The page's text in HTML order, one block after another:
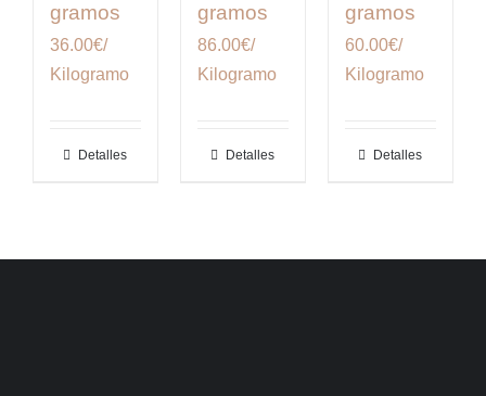
gramos
36.00€/
Kilogramo
Detalles
gramos
86.00€/
Kilogramo
Detalles
gramos
60.00€/
Kilogramo
Detalles